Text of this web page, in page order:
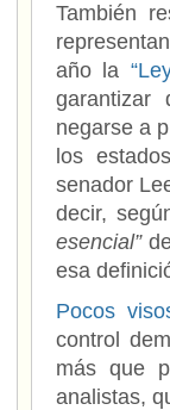
También
año la
garantizar
negarse a
los
senador
decir,
esencial”
esa
Pocos
control
más que
analistas,